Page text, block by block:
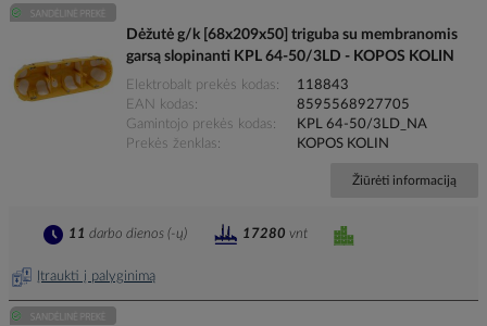
Dėžutė g/k [68x209x50] triguba su membranomis
garsą slopinanti KPL 64-50/3LD - KOPOS KOLIN
Elektrobalt prekės kodas
118843
EAN kodas
8595568927705
Gamintojo prekės kodas
KPL 64-50/3LD_NA
Prekės ženklas
KOPOS KOLIN
Žiūrėti informaciją
Įtraukti į palyginimą
11 darbo dienos (-ų) 17280 vnt